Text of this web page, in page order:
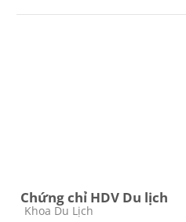
Chứng chỉ HDV Du lịch
Các loại khóa học
Khoa Du Lịch